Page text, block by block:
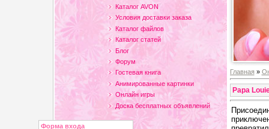
Каталог AVON
Условия доставки заказа
Каталог файлов
Каталог статей
Блог
Форум
Гостевая книга
Анимированные картинки
Онлайн игры
Доска бесплатных объявлений
Форма входа
Главная»
Papa